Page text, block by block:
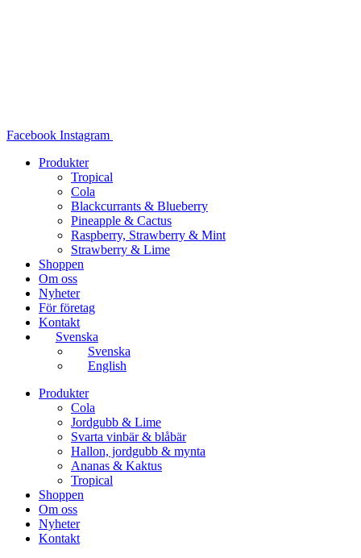
Facebook Instagram
Produkter
Tropical
Cola
Blackcurrants & Blueberry
Pineapple & Cactus
Raspberry, Strawberry & Mint
Strawberry & Lime
Shoppen
Om oss
Nyheter
För företag
Kontakt
Svenska
Svenska
English
Produkter
Cola
Jordgubb & Lime
Svarta vinbär & blåbär
Hallon, jordgubb & mynta
Ananas & Kaktus
Tropical
Shoppen
Om oss
Nyheter
Kontakt